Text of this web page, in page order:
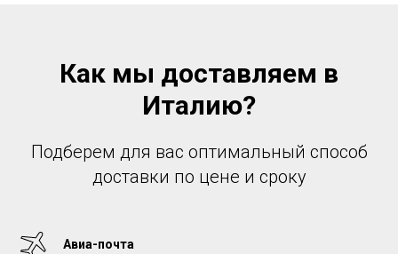
Как мы доставляем в
Италию?
Подберем для вас оптимальный способ
доставки по цене и сроку
Авиа-почта